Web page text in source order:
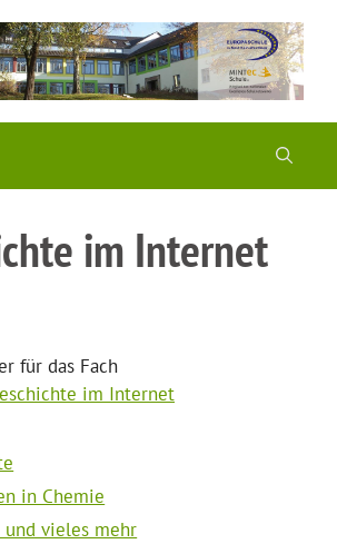
im Internet
für das Fach
im Internet
in Chemie
und vieles mehr